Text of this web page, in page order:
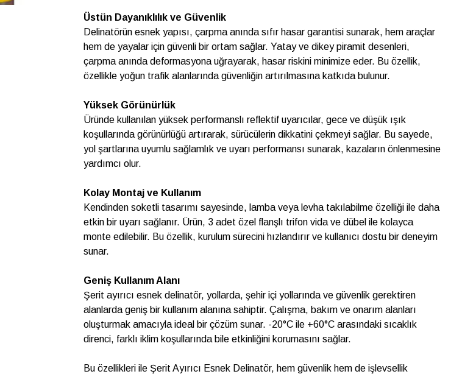
Üstün Dayanıklılık ve Güvenlik
Delinatörün esnek yapısı, çarpma anında sıfır hasar garantisi sunarak, hem araçlar
hem de yayalar için güvenli bir ortam sağlar. Yatay ve dikey piramit desenleri,
çarpma anında deformasyona uğrayarak, hasar riskini minimize eder. Bu özellik,
özellikle yoğun trafik alanlarında güvenliğin artırılmasına katkıda bulunur.
Yüksek Görünürlük
Üründe kullanılan yüksek performanslı reflektif uyarıcılar, gece ve düşük ışık
koşullarında görünürlüğü artırarak, sürücülerin dikkatini çekmeyi sağlar. Bu sayede,
yol şartlarına uyumlu sağlamlık ve uyarı performansı sunarak, kazaların önlenmesine
yardımcı olur.
Kolay Montaj ve Kullanım
Kendinden soketli tasarımı sayesinde, lamba veya levha takılabilme özelliği ile daha
etkin bir uyarı sağlanır. Ürün, 3 adet özel flanşlı trifon vida ve dübel ile kolayca
monte edilebilir. Bu özellik, kurulum sürecini hızlandırır ve kullanıcı dostu bir deneyim
sunar.
Geniş Kullanım Alanı
Şerit ayırıcı esnek delinatör, yollarda, şehir içi yollarında ve güvenlik gerektiren
alanlarda geniş bir kullanım alanına sahiptir. Çalışma, bakım ve onarım alanları
oluşturmak amacıyla ideal bir çözüm sunar. -20°C ile +60°C arasındaki sıcaklık
direnci, farklı iklim koşullarında bile etkinliğini korumasını sağlar.
Bu özellikleri ile Şerit Ayırıcı Esnek Delinatör, hem güvenlik hem de işlevsellik